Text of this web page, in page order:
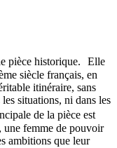
pièce historique. Elle
siècle français, en
itinéraire, sans
situations, ni dans les
de la pièce est
une femme de pouvoir
ambitions que leur